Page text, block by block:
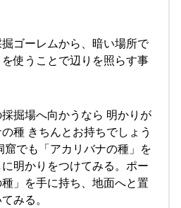
ゴーレムから、暗い場所で
使うことで辺りを照らす事
採掘場へ向かうなら 明かりが
種 きちんとお持ちでしょう
でも「アカリバナの種」を
明かりをつけてみる。ポー
」を手に持ち、地面へと置
みる。